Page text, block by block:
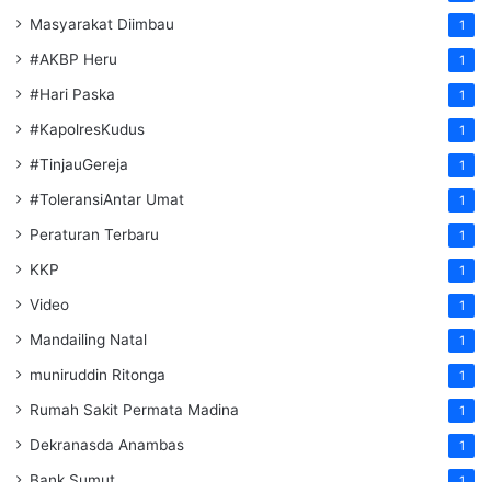
Masyarakat Diimbau 1
#AKBP Heru 1
#Hari Paska 1
#KapolresKudus 1
#TinjauGereja 1
#ToleransiAntar Umat 1
Peraturan Terbaru 1
KKP 1
Video 1
Mandailing Natal 1
muniruddin Ritonga 1
Rumah Sakit Permata Madina 1
Dekranasda Anambas 1